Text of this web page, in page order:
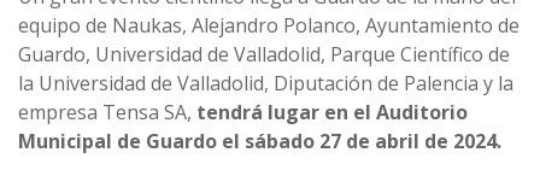
equipo de Naukas, Alejandro Polanco, Ayuntamiento de
Guardo, Universidad de Valladolid, Parque Científico de
la Universidad de Valladolid, Diputación de Palencia y la
empresa Tensa SA, tendrá lugar en el Auditorio
Municipal de Guardo el sábado 27 de abril de 2024.